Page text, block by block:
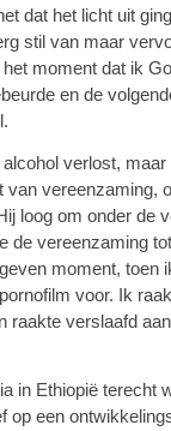
dat het licht uit
stil van maar
moment dat ik
en de
verlost,
van vereenzaming,
loog om onder de
de vereenzaming
moment, toen
voor. Ik
raakte verslaafd
in Ethiopië terecht
op een